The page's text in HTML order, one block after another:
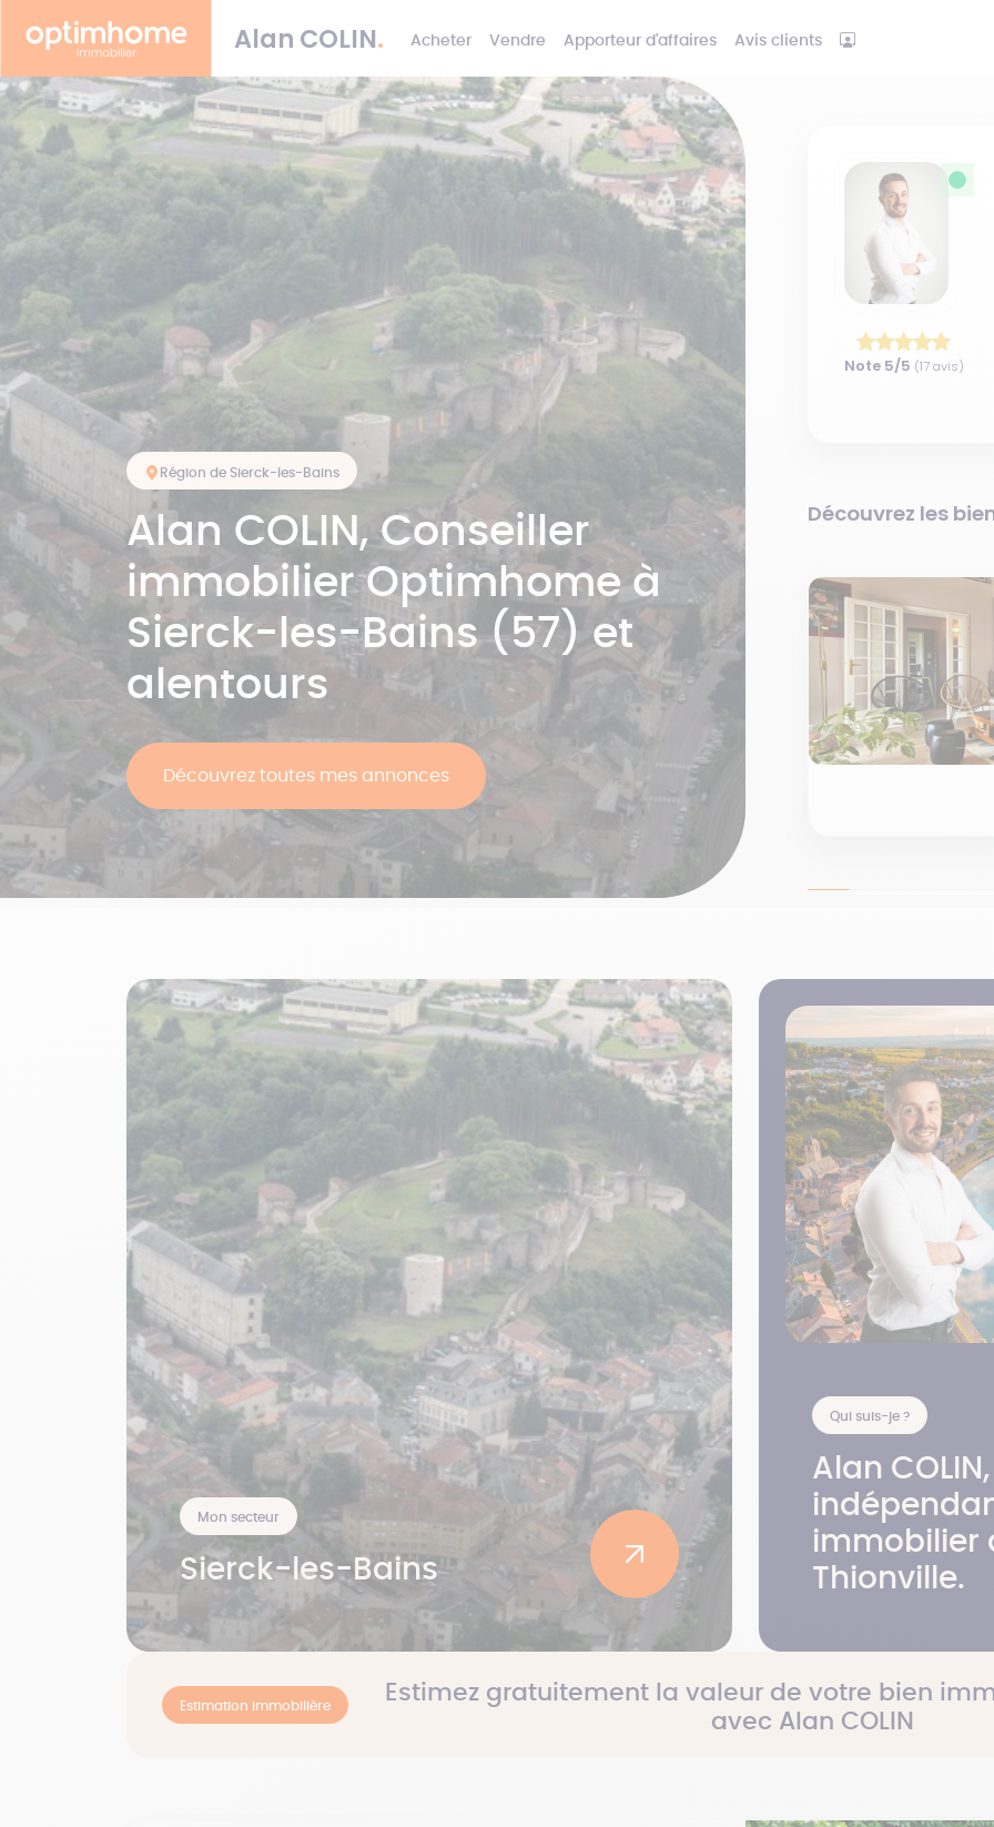
Alan COLIN. Acheter Vendre Apporteur d'affaires Avis clients
Région de Sierck-les-Bains
Alan COLIN , Conseiller
immobilier Optimhome à
Sierck-les-Bains (57) et
alentours
Découvrez toutes mes annonces
Note 5/5 (17avis)
Découvrez les
Mon secteur
Sierck-les-Bains
Qui suis-je ?
Alan
immobilier
Thionville.
Estimation immobilière
Estimez gratuitement la valeur de votre bien
avec Alan COLIN